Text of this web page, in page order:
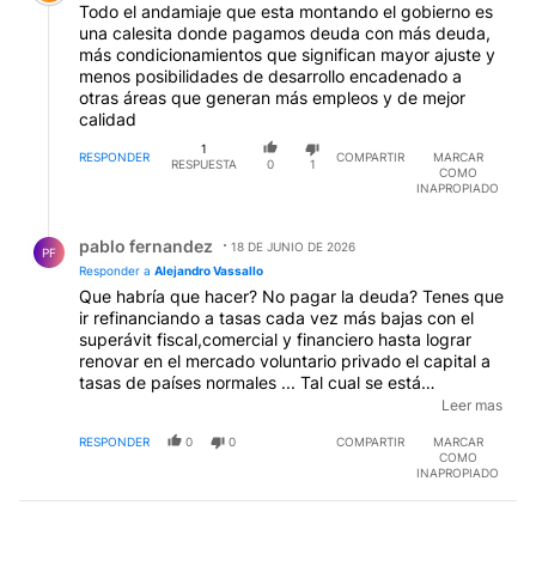
Todo el andamiaje que esta montando el gobierno es
una calesita donde pagamos deuda con más deuda,
más condicionamientos que significan mayor ajuste y
menos posibilidades de desarrollo encadenado a
otras áreas que generan más empleos y de mejor
calidad
RESPONDER
1
RESPUESTA
0 1
COMPARTIR
MARCAR
COMO
INAPROPIADO
PF pablo fernandez
18 DE JUNIO DE 2026
Responder a Alejandro Vassallo
Que habría que hacer? No pagar la deuda? Tenes que
ir refinanciando a tasas cada vez más bajas con el
superávit fiscal,comercial y financiero hasta lograr
renovar en el mercado voluntario privado el capital a
tasas de países normales ... Tal cual se está
haciendo.....durante eso y finalmente vas a ver cómo
Todo lo demás es destrucción, decadencia y biri biri.
Leer mas
RESPONDER 0 0 COMPARTIR
MARCAR
COMO
INAPROPIADO